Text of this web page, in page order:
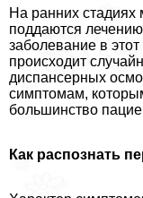
На ранних
поддаются
заболевание в
происходит
диспансерных
симптомам,
большинство
Как распознать